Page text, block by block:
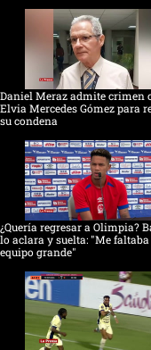
Daniel Meraz admite crimen
Elvia Mercedes Gómez para
su condena
¿Quería regresar a Olimpia?
lo aclara y suelta: "Me
equipo grande"